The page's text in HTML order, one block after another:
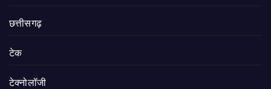
छत्तीसगढ़
टेक
टेक्नोलॉजी